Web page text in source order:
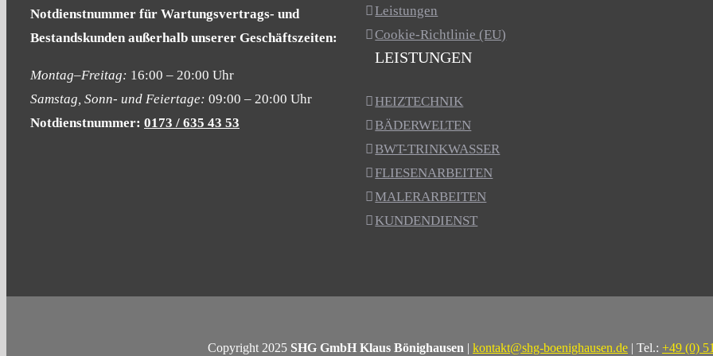
Notdienstnummer für Wartungsvertrags- und
Bestandskunden außerhalb unserer Geschäftszeiten:
Montag–Freitag: 16:00 – 20:00 Uhr
Samstag, Sonn- und Feiertage: 09:00 – 20:00 Uhr
Notdienstnummer: 0173 / 635 43 53
Leistungen
Cookie-Richtlinie (EU)
LEISTUNGEN
HEIZTECHNIK
BÄDERWELTEN
BWT-TRINKWASSER
FLIESENARBEITEN
MALERARBEITEN
KUNDENDIENST
Copyright 2025 SHG GmbH Klaus Bönighausen | kontakt@shg-boenighausen.de | Tel.: +49 (0)